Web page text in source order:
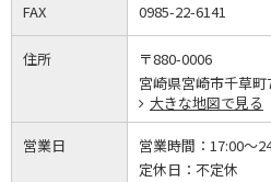
FAX 0985-22-6141
住所
〒880-0006
宮崎県宮崎市千草
大きな地図で見る
営業日 営業時間： 17:00～
定休日： 不定休